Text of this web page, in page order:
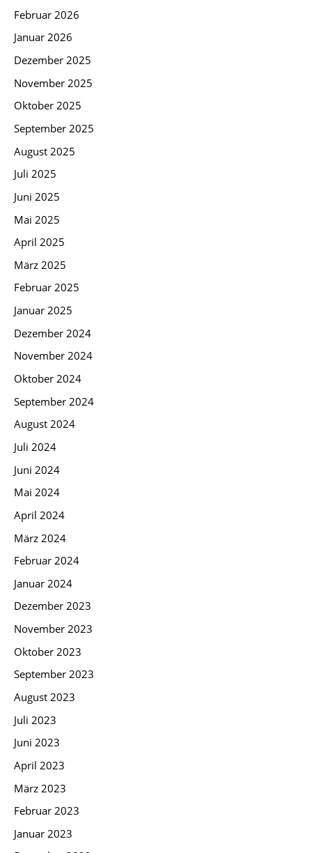
Februar 2026
Januar 2026
Dezember 2025
November 2025
Oktober 2025
September 2025
August 2025
Juli 2025
Juni 2025
Mai 2025
April 2025
März 2025
Februar 2025
Januar 2025
Dezember 2024
November 2024
Oktober 2024
September 2024
August 2024
Juli 2024
Juni 2024
Mai 2024
April 2024
März 2024
Februar 2024
Januar 2024
Dezember 2023
November 2023
Oktober 2023
September 2023
August 2023
Juli 2023
Juni 2023
April 2023
März 2023
Februar 2023
Januar 2023